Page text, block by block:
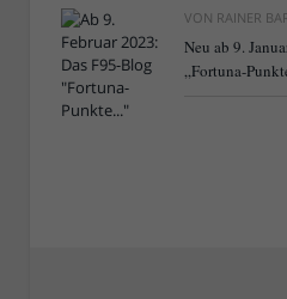
VON RAINER
Neu ab 9.
„Fortuna-